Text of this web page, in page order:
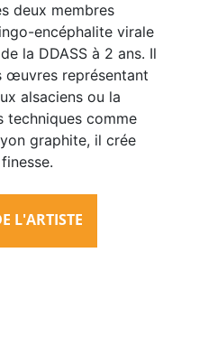
deux membres
encéphalite virale
la DDASS à 2 ans. Il
œuvres représentant
alsaciens ou la
techniques comme
graphite, il crée
L'ARTISTE